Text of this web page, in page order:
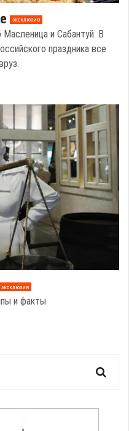
эксклюзив
и Сабантуй. В
праздника все
эксклюзив
и факты